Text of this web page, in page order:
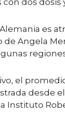
dos
es
Angela
el
Instituto